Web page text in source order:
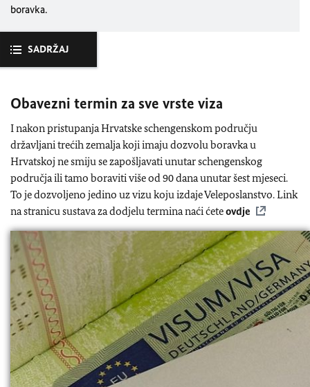
boravka.
SADRŽAJ
Obavezni termin za sve vrste viza
I nakon pristupanja Hrvatske schengenskom području
državljani trećih zemalja koji imaju dozvolu boravka u
Hrvatskoj ne smiju se zapošljavati unutar schengenskog
područja ili tamo boraviti više od 90 dana unutar šest mjeseci.
To je dozvoljeno jedino uz vizu koju izdaje Veleposlanstvo. Link
na stranicu sustava za dodjelu termina naći ćeteovdje